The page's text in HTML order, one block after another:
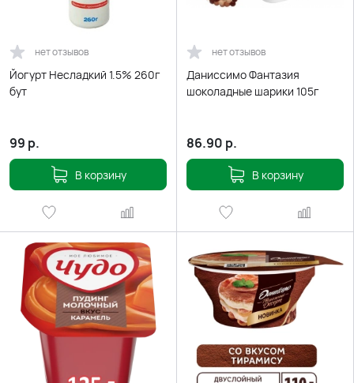
нет отзывов
Йогурт Несладкий 1.5% 260г
бут
99 р.
В корзину
нет отзывов
Даниссимо Фантазия
шоколадные шарики 105г
86.90 р.
В корзину